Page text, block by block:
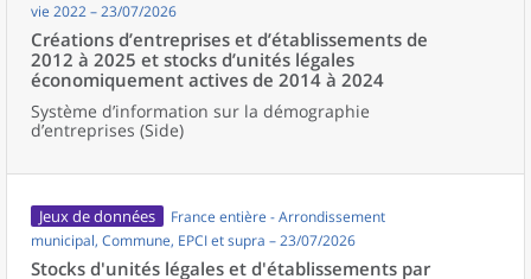
vie 2022 – 23/07/2026
Créations d’entreprises et d’établissements de
2012 à 2025 et stocks d’unités légales
économiquement actives de 2014 à 2024
Système d’information sur la démographie
d’entreprises (Side)
Jeux de données
France entière - Arrondissement
municipal, Commune, EPCI et supra – 23/07/2026
Stocks d'unités légales et d'établissements par